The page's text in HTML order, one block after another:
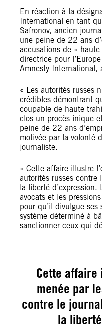
En réaction à la
International en tant
Safronov, ancien
une peine de 22 ans
accusations de «
directrice pour
Amnesty International,
« Les autorités russes
crédibles démontrant
coupable de haute
clos un procès inique
peine de 22 ans
motivée par la volonté
journaliste.
« Cette affaire illustre
autorités russes
la liberté d’expression.
avocats et les
pour qu’il divulgue ses
système déterminé à
sanctionner ceux qui
Cette affaire
menée par
contre le
la